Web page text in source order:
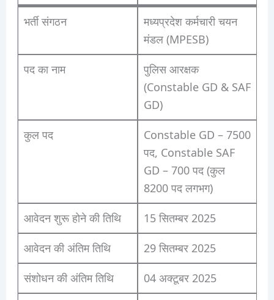
भर्ती संगठन
मध्यप्रदेश कर्मचारी चयन
मंडल (MPESB)
पद का नाम
पुलिस आरक्षक
(Constable GD & SAF
GD)
कुल पद
Constable GD – 7500
पद, Constable SAF
GD – 700 पद (कुल
8200 पद लगभग)
आवेदन शुरू होने की तिथि 15 सितम्बर 2025
आवेदन की अंतिम तिथि 29 सितम्बर 2025
संशोधन की अंतिम तिथि 04 अक्टूबर 2025